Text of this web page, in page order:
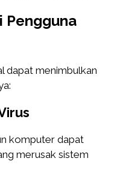
Pengguna
dapat menimbulkan
komputer dapat
merusak sistem